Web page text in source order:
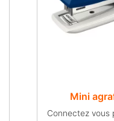
Mini
Connectez vous